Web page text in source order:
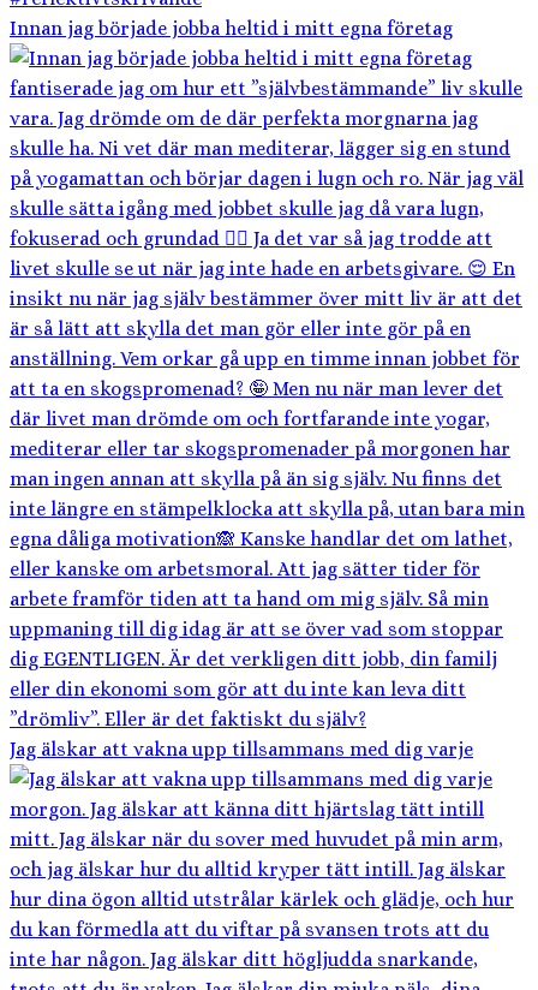
Innan jag började jobba heltid i mitt egna företag
Jag älskar att vakna upp tillsammans med dig varje